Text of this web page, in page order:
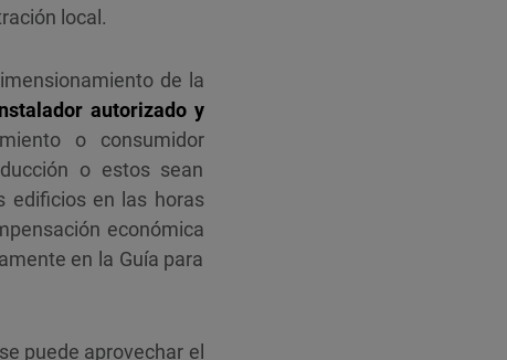
local.
de la
autorizado y
o consumidor
o estos sean
edificios en las horas
económica
en la Guía para
puede aprovechar el